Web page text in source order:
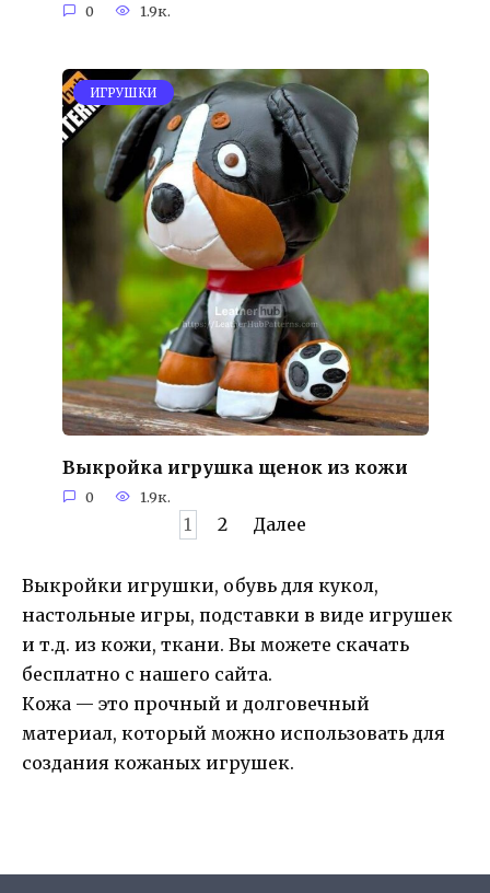
0 1.9к.
ИГРУШКИ
Выкройка игрушка щенок из кожи
0 1.9к.
1 2 Далее
Выкройки игрушки, обувь для кукол,
настольные игры, подставки в виде игрушек
и т.д. из кожи, ткани. Вы можете скачать
бесплатно с нашего сайта.
Кожа — это прочный и долговечный
материал, который можно использовать для
создания кожаных игрушек.